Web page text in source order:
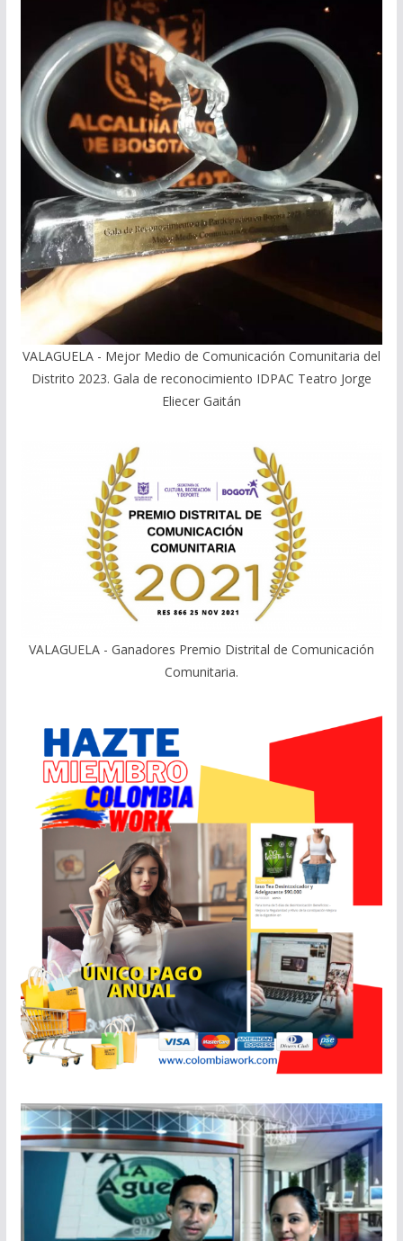
VALAGUELA - Mejor Medio de Comunicación Comunitaria del
Distrito 2023. Gala de reconocimiento IDPAC Teatro Jorge
Eliecer Gaitán
VALAGUELA - Ganadores Premio Distrital de Comunicación
Comunitaria.